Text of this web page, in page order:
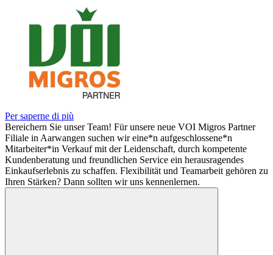
Per saperne di più
Bereichern Sie unser Team! Für unsere neue VOI Migros Partner
Filiale in Aarwangen suchen wir eine*n aufgeschlossene*n
Mitarbeiter*in Verkauf mit der Leidenschaft, durch kompetente
Kundenberatung und freundlichen Service ein herausragendes
Einkaufserlebnis zu schaffen. Flexibilität und Teamarbeit gehören zu
Ihren Stärken? Dann sollten wir uns kennenlernen.